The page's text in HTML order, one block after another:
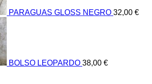
PARAGUAS GLOSS NEGRO 32,00 €
BOLSO LEOPARDO 38,00 €